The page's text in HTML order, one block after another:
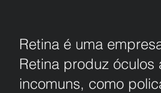
Retina é uma
Retina produz
incomuns, como